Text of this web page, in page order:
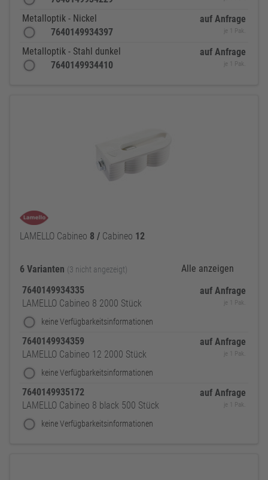
Metalloptik - Nickel
7640149934397
auf Anfrage
je 1 Pak.
Metalloptik - Stahl dunkel
7640149934410
auf Anfrage
je 1 Pak.
LAMELLO Cabineo 8 / Cabineo 12
6 Varianten (3 nicht angezeigt)
Alle anzeigen
7640149934335
LAMELLO Cabineo 8 2000 Stück
keine Verfügbarkeitsinformationen
auf Anfrage
je 1 Pak.
7640149934359
LAMELLO Cabineo 12 2000 Stück
keine Verfügbarkeitsinformationen
auf Anfrage
je 1 Pak.
7640149935172
LAMELLO Cabineo 8 black 500 Stück
keine Verfügbarkeitsinformationen
auf Anfrage
je 1 Pak.